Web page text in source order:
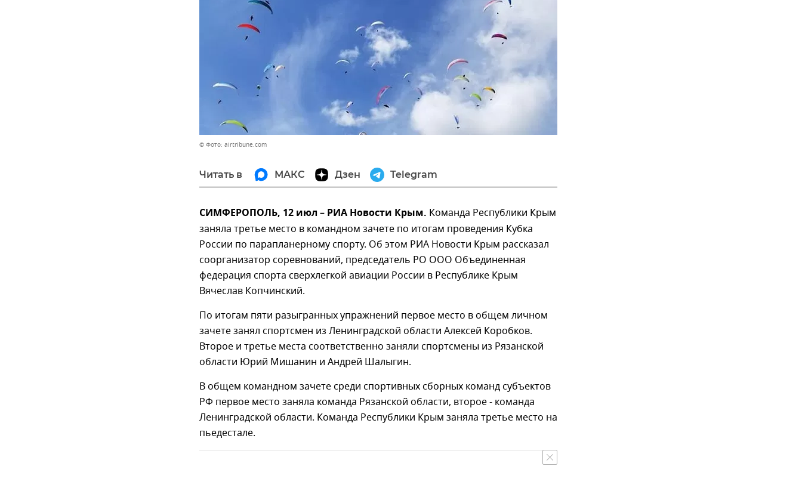
© Фото: airtribune.com
Читать в МАКС Дзен Telegram
СИМФЕРОПОЛЬ, 12 июл – РИА Новости Крым. Команда Республики Крым
заняла третье место в командном зачете по итогам проведения Кубка
России по парапланерному спорту. Об этом РИА Новости Крым рассказал
соорганизатор соревнований, председатель РО ООО Объединенная
федерация спорта сверхлегкой авиации России в Республике Крым
Вячеслав Копчинский.
По итогам пяти разыгранных упражнений первое место в общем личном
зачете занял спортсмен из Ленинградской области Алексей Коробков.
Второе и третье места соответственно заняли спортсмены из Рязанской
области Юрий Мишанин и Андрей Шалыгин.
В общем командном зачете среди спортивных сборных команд субъектов
РФ первое место заняла команда Рязанской области, второе - команда
Ленинградской области. Команда Республики Крым заняла третье место на
пьедестале.